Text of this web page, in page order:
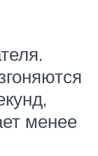
менее